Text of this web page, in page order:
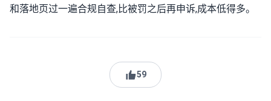
和落地页过一遍合规自查,比被罚之后再申诉,成本低得多。
59